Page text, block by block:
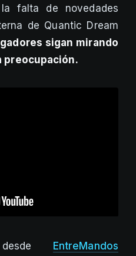
falta de novedades
de Quantic Dream
sigan mirando
preocupación.
desde EntreMandos